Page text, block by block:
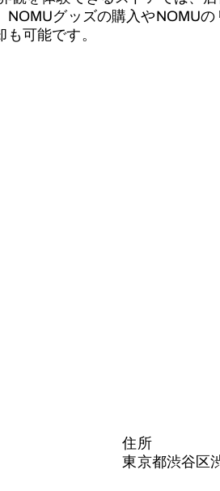
NOMUグッズの購入やNOMU
可能です。
住所
東京都渋谷区